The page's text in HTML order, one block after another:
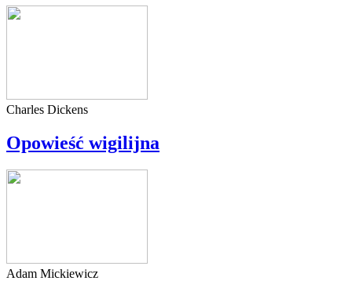
Charles Dickens
Opowieść wigilijna
Adam Mickiewicz